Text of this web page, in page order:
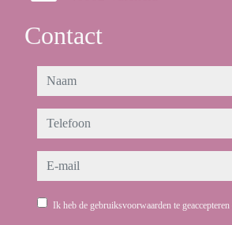
Contact
naam
telefoon
e-mail
Ik heb de gebruiksvoorwaarden te geaccepteren